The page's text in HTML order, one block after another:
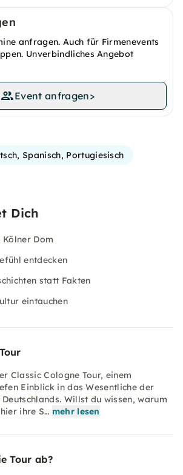
anfragen. Auch für Firmenevents
Unverbindliches Angebot
Event anfragen>
Spanisch, Portugiesisch
Dich
Dom
entdecken
statt Fakten
eintauchen
Classic Cologne Tour, einem
Einblick in das Wesentliche der
Willst du wissen, warum
ihre S… mehr lesen
Tour ab?